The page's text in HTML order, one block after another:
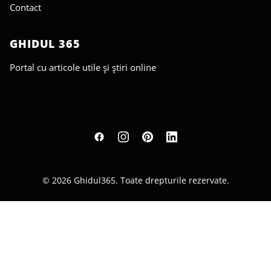
Contact
GHIDUL 365
Portal cu articole utile și știri online
© 2026 Ghidul365. Toate drepturile rezervate.